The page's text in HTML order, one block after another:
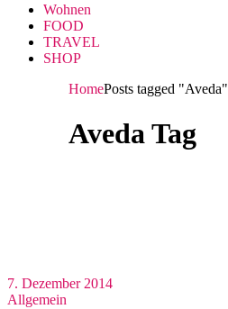
Wohnen
FOOD
TRAVEL
SHOP
HomePosts tagged "Aveda"
Aveda Tag
7. Dezember 2014
Allgemein